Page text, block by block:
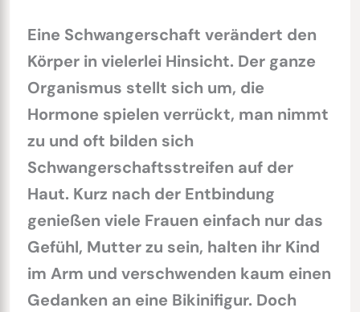
Eine Schwangerschaft verändert den
Körper in vielerlei Hinsicht. Der ganze
Organismus stellt sich um, die
Hormone spielen verrückt, man nimmt
zu und oft bilden sich
Schwangerschaftsstreifen auf der
Haut. Kurz nach der Entbindung
genießen viele Frauen einfach nur das
Gefühl, Mutter zu sein, halten ihr Kind
im Arm und verschwenden kaum einen
Gedanken an eine Bikinifigur. Doch